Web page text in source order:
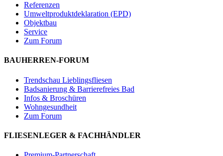
Referenzen
Umweltproduktdeklaration (EPD)
Objektbau
Service
Zum Forum
BAUHERREN-FORUM
Trendschau Lieblingsfliesen
Badsanierung & Barrierefreies Bad
Infos & Broschüren
Wohngesundheit
Zum Forum
FLIESENLEGER & FACHHÄNDLER